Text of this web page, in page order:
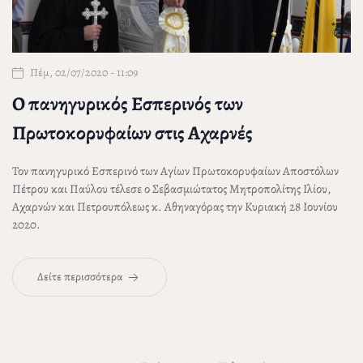
Πέμ, 02/07/2020 - 11:09
Ο πανηγυρικός Εσπερινός των
Πρωτοκορυφαίων στις Αχαρνές
Τον πανηγυρικό Εσπερινό των Αγίων Πρωτοκορυφαίων Αποστόλων
Πέτρου και Παύλου τέλεσε ο Σεβασμιώτατος Μητροπολίτης Ιλίου,
Αχαρνών και Πετρουπόλεωςκ. Αθηναγόραςτην Κυριακή 28 Ιουνίου
2020.
Δείτε περισσότερα